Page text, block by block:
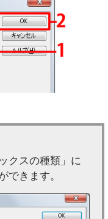
クスの種類」に
できます。